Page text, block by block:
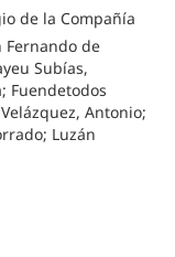
de la Compañía
Fernando de
Subías,
Fuendetodos
Antonio;
Luzán